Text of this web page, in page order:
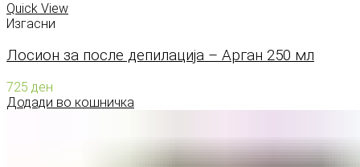
Quick View
Изгасни
Лосион за после депилација – Арган 250 мл
725 ден
Додади во кошничка